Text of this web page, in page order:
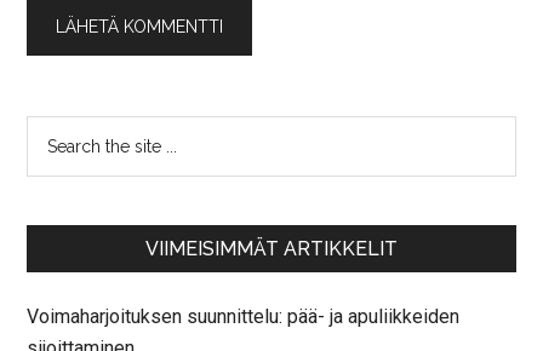
VIIMEISIMMÄT ARTIKKELIT
Voimaharjoituksen suunnittelu: pää- ja apuliikkeiden